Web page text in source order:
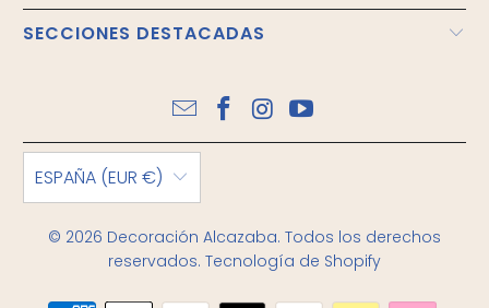
SECCIONES DESTACADAS
ESPAÑA (EUR €)
© 2026 Decoración Alcazaba. Todos los derechos
reservados. Tecnología de Shopify